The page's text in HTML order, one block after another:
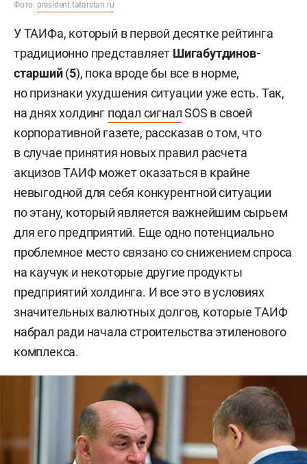
Фото: president.tatarstan.ru
У ТАИФа, который в первой десятке рейтинга
традиционно представляет Шигабутдинов-
старший(5), пока вроде бы все в норме,
но признаки ухудшения ситуации уже есть. Так,
на днях холдинг подал сигналSOS в своей
корпоративной газете, рассказав о том, что
в случае принятия новых правил расчета
акцизов ТАИФ может оказаться в крайне
невыгодной для себя конкурентной ситуации
по этану, который является важнейшим сырьем
для его предприятий. Еще одно потенциально
проблемное место связано со снижением спроса
на каучук и некоторые другие продукты
предприятий холдинга. И все это в условиях
значительных валютных долгов, которые ТАИФ
набрал ради начала строительства этиленового
комплекса.